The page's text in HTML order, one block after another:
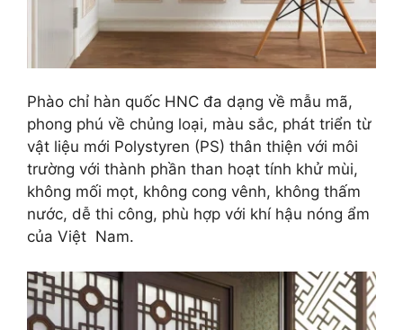
Phào chỉ hàn quốc HNC đa dạng về mẫu mã,
phong phú về chủng loại, màu sắc, phát triển từ
vật liệu mới Polystyren (PS) thân thiện với môi
trường với thành phần than hoạt tính khử mùi,
không mối mọt, không cong vênh, không thấm
nước, dễ thi công, phù hợp với khí hậu nóng ẩm
của Việt Nam.